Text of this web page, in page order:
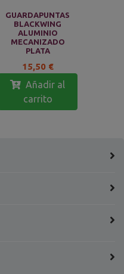
GUARDAPUNTAS
BLACKWING
ALUMINIO
MECANIZADO
PLATA
15,50 €
Añadir al
carrito